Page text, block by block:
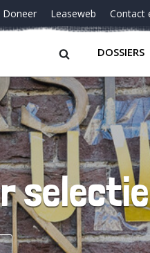
Doneer Leaseweb Contact
DOSSIERS